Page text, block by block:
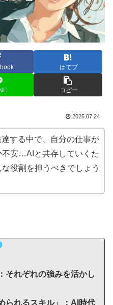
はてブ
コピー
2025.07.24
する中で、自分の仕事が
不安…AIと共存していくた
役割を担うべきでしょう
それぞれの強みを活かし
られるスキル」：AI時代